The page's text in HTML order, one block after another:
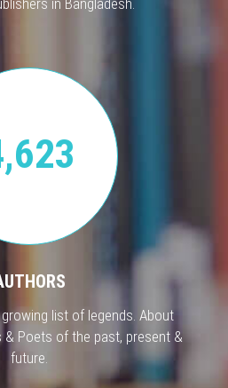
list of legends. About
& Poets of the past, present &
future.